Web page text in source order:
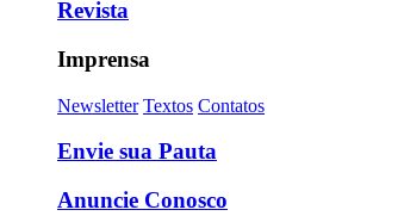
Revista
Imprensa
Newsletter Textos Contatos
Envie sua Pauta
Anuncie Conosco